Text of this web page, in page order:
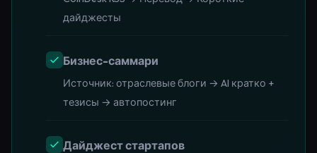
дайджесты
Бизнес-саммари
Источник: отраслевые блоги → AI кратко +
тезисы → автопостинг
Дайджест стартапов